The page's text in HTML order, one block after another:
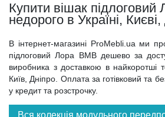
Купити вішак
недорого в Україні, Києві,
В інтернет-магазині ProMebli.ua ми
підлоговий Лора ВМВ дешево за
виробника з доставкою в найкоротші
Київ, Дніпро. Оплата за готівковий та
у кредит та розстрочку.
Вся колекція модульного